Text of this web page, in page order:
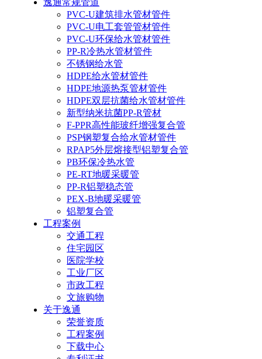
逸通常规管道
PVC-U建筑排水管材管件
PVC-U电工套管管材管件
PVC-U环保给水管材管件
PP-R冷热水管材管件
不锈钢给水管
HDPE给水管材管件
HDPE地源热泵管材管件
HDPE双层抗菌给水管材管件
新型纳米抗菌PP-R管材
F-PPR高性能玻纤增强复合管
PSP钢塑复合给水管材管件
RPAP5外层熔接型铝塑复合管
PB环保冷热水管
PE-RT地暖采暖管
PP-R铝塑稳态管
PEX-B地暖采暖管
铝塑复合管
工程案例
交通工程
住宅园区
医院学校
工业厂区
市政工程
文旅购物
关于逸通
荣誉资质
工程案例
下载中心